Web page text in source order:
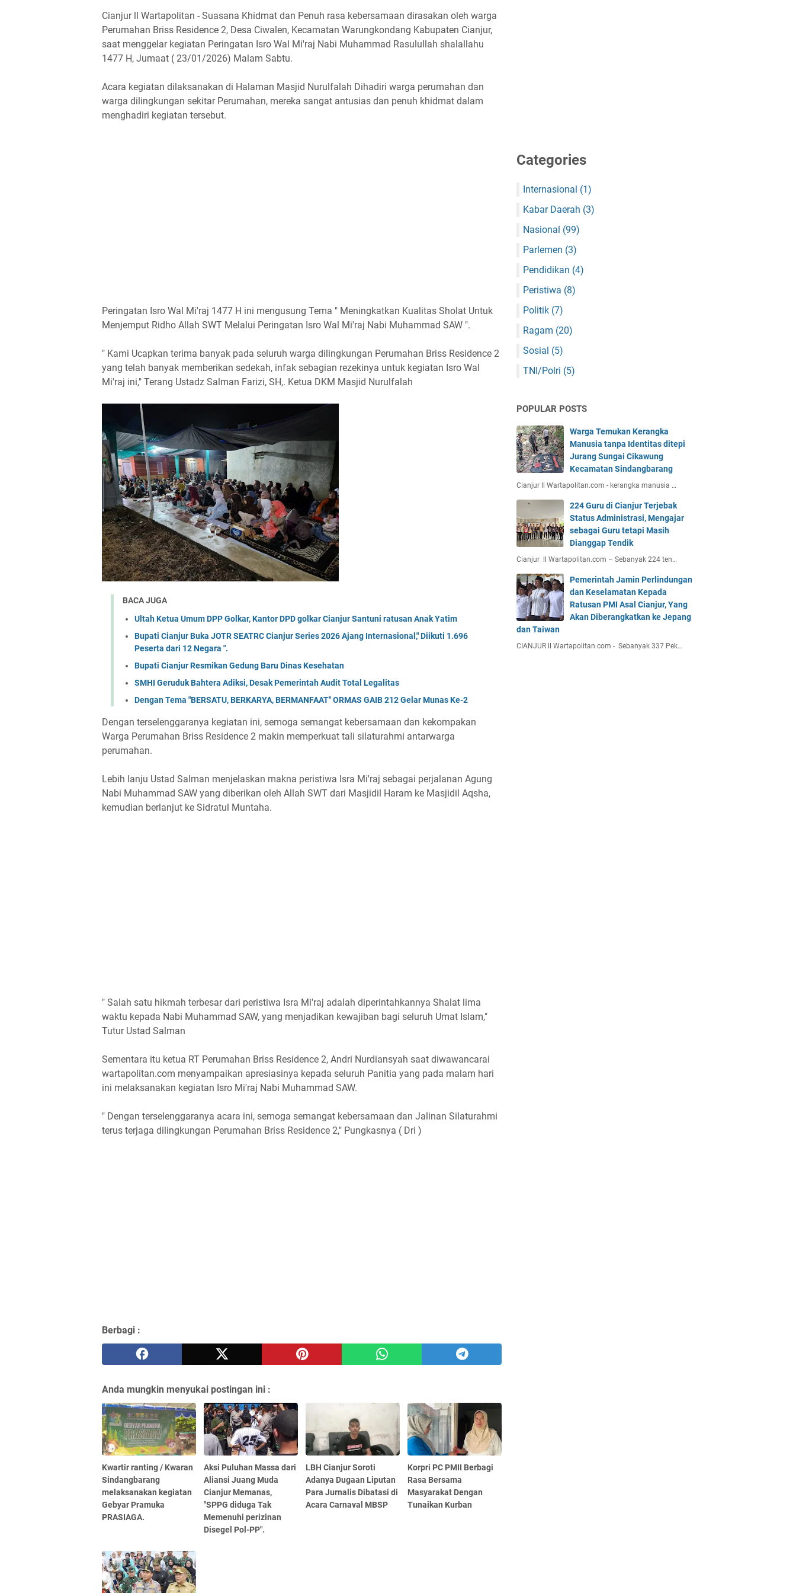
Cianjur ll Wartapolitan - Suasana Khidmat dan Penuh rasa kebersamaan dirasakan oleh warga
Perumahan Briss Residence 2, Desa Ciwalen, Kecamatan Warungkondang Kabupaten Cianjur,
saat menggelar kegiatan Peringatan Isro Wal Mi'raj Nabi Muhammad Rasulullah shalallahu
1477 H, Jumaat ( 23/01/2026) Malam Sabtu.
Acara kegiatan dilaksanakan di Halaman Masjid Nurulfalah Dihadiri warga perumahan dan
warga dilingkungan sekitar Perumahan, mereka sangat antusias dan penuh khidmat dalam
menghadiri kegiatan tersebut.
Peringatan Isro Wal Mi'raj 1477 H ini mengusung Tema " Meningkatkan Kualitas Sholat Untuk
Menjemput Ridho Allah SWT Melalui Peringatan Isro Wal Mi'raj Nabi Muhammad SAW ".
" Kami Ucapkan terima banyak pada seluruh warga dilingkungan Perumahan Briss Residence 2
yang telah banyak memberikan sedekah, infak sebagian rezekinya untuk kegiatan Isro Wal
Mi'raj ini," Terang Ustadz Salman Farizi, SH,. Ketua DKM Masjid Nurulfalah
BACA JUGA
Ultah Ketua Umum DPP Golkar, Kantor DPD golkar Cianjur Santuni ratusan Anak Yatim
Bupati Cianjur Buka JOTR SEATRC Cianjur Series 2026 Ajang Internasional," Diikuti 1.696
Peserta dari 12 Negara ".
Bupati Cianjur Resmikan Gedung Baru Dinas Kesehatan
SMHI Geruduk Bahtera Adiksi, Desak Pemerintah Audit Total Legalitas
Dengan Tema "BERSATU, BERKARYA, BERMANFAAT" ORMAS GAIB 212 Gelar Munas Ke-2
Dengan terselenggaranya kegiatan ini, semoga semangat kebersamaan dan kekompakan
Warga Perumahan Briss Residence 2 makin memperkuat tali silaturahmi antarwarga
perumahan.
Lebih lanju Ustad Salman menjelaskan makna peristiwa Isra Mi'raj sebagai perjalanan Agung
Nabi Muhammad SAW yang diberikan oleh Allah SWT dari Masjidil Haram ke Masjidil Aqsha,
kemudian berlanjut ke Sidratul Muntaha.
" Salah satu hikmah terbesar dari peristiwa Isra Mi'raj adalah diperintahkannya Shalat lima
waktu kepada Nabi Muhammad SAW, yang menjadikan kewajiban bagi seluruh Umat Islam,"
Tutur Ustad Salman
Sementara itu ketua RT Perumahan Briss Residence 2, Andri Nurdiansyah saat diwawancarai
wartapolitan.com menyampaikan apresiasinya kepada seluruh Panitia yang pada malam hari
ini melaksanakan kegiatan Isro Mi'raj Nabi Muhammad SAW.
" Dengan terselenggaranya acara ini, semoga semangat kebersamaan dan Jalinan Silaturahmi
terus terjaga dilingkungan Perumahan Briss Residence 2," Pungkasnya ( Dri )
Berbagi :
Anda mungkin menyukai postingan ini :
Kwartir ranting / Kwaran
Sindangbarang
melaksanakan kegiatan
Gebyar Pramuka
PRASIAGA.
Aksi Puluhan Massa dari
Aliansi Juang Muda
Cianjur Memanas,
"SPPG diduga Tak
Memenuhi perizinan
Disegel Pol-PP".
LBH Cianjur Soroti
Adanya Dugaan Liputan
Para Jurnalis Dibatasi di
Acara Carnaval MBSP
Korpri PC PMII Berbagi
Rasa Bersama
Masyarakat Dengan
Tunaikan Kurban
Categories
Internasional (1)
Kabar Daerah (3)
Nasional (99)
Parlemen (3)
Pendidikan (4)
Peristiwa (8)
Politik (7)
Ragam (20)
Sosial (5)
TNI/Polri (5)
POPULAR POSTS
Warga Temukan Kerangka
Manusia tanpa Identitas ditepi
Jurang Sungai Cikawung
Kecamatan Sindangbarang
Cianjur ll Wartapolitan.com - kerangka manusia …
224 Guru di Cianjur Terjebak
Status Administrasi, Mengajar
sebagai Guru tetapi Masih
Dianggap Tendik
Cianjur ll Wartapolitan.com – Sebanyak 224 ten…
Pemerintah Jamin Perlindungan
dan Keselamatan Kepada
Ratusan PMI Asal Cianjur, Yang
Akan Diberangkatkan ke Jepang
dan Taiwan
CIANJUR ll Wartapolitan.com - Sebanyak 337 Pek…